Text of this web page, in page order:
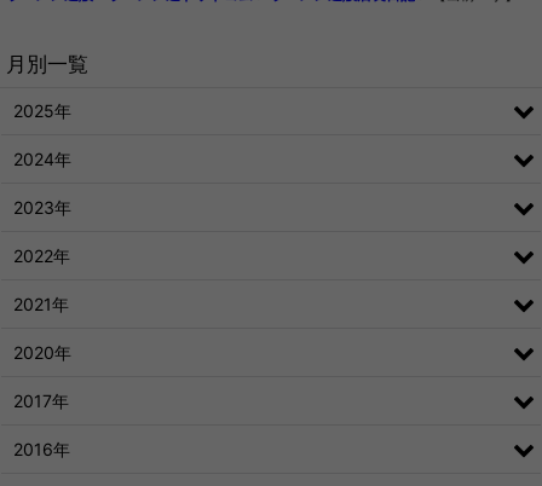
月別一覧
2025年
2024年
2023年
2022年
2021年
2020年
2017年
2016年